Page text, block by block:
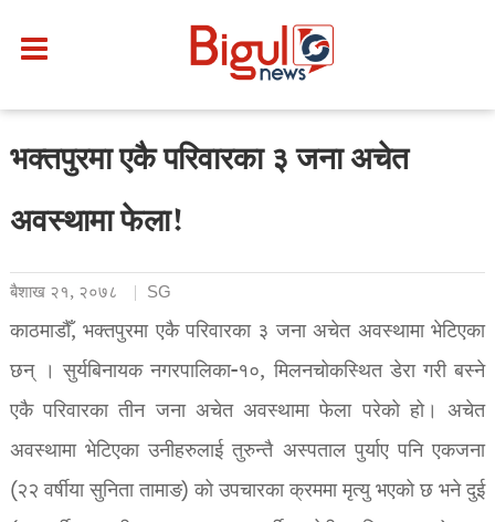
भक्तपुरमा एकै परिवारका ३ जना अचेत
अवस्थामा फेला!
बैशाख २१, २०७८ SG
काठमाडौँ, भक्तपुरमा एकै परिवारका ३ जना अचेत अवस्थामा भेटिएका
छन् । सुर्यबिनायक नगरपालिका-१०, मिलनचोकस्थित डेरा गरी बस्ने
एकै परिवारका तीन जना अचेत अवस्थामा फेला परेको हो। अचेत
अवस्थामा भेटिएका उनीहरुलाई तुरुन्तै अस्पताल पुर्याए पनि एकजना
(२२ वर्षीया सुनिता तामाङ) को उपचारका क्रममा मृत्यु भएको छ भने दुई